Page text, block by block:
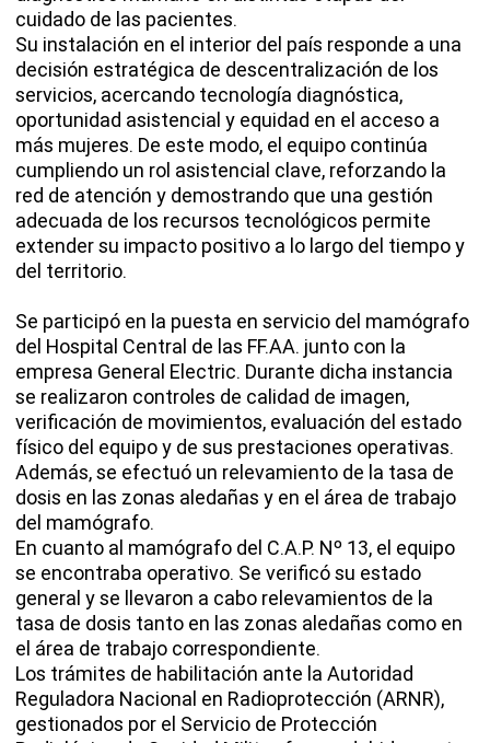
cuidado de las pacientes.
Su instalación en el interior del país responde a una
decisión estratégica de descentralización de los
servicios, acercando tecnología diagnóstica,
oportunidad asistencial y equidad en el acceso a
más mujeres. De este modo, el equipo continúa
cumpliendo un rol asistencial clave, reforzando la
red de atención y demostrando que una gestión
adecuada de los recursos tecnológicos permite
extender su impacto positivo a lo largo del tiempo y
del territorio.
Se participó en la puesta en servicio del mamógrafo
del Hospital Central de las FF.AA. junto con la
empresa General Electric. Durante dicha instancia
se realizaron controles de calidad de imagen,
verificación de movimientos, evaluación del estado
físico del equipo y de sus prestaciones operativas.
Además, se efectuó un relevamiento de la tasa de
dosis en las zonas aledañas y en el área de trabajo
del mamógrafo.
En cuanto al mamógrafo del C.A.P. Nº 13, el equipo
se encontraba operativo. Se verificó su estado
general y se llevaron a cabo relevamientos de la
tasa de dosis tanto en las zonas aledañas como en
el área de trabajo correspondiente.
Los trámites de habilitación ante la Autoridad
Reguladora Nacional en Radioprotección (ARNR),
gestionados por el Servicio de Protección